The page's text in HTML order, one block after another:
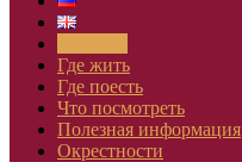
Где жить
Где поесть
Что посмотреть
Полезная информация
Окрестности